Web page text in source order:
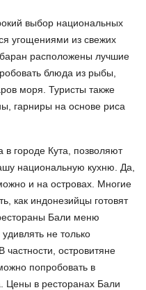
выбор национальных
угощениями из свежих
расположены лучшие
блюда из рыбы,
моря. Туристы также
гарниры на основе риса
в городе Кута, позволяют
национальную кухню. Да,
и на островах. Многие
как индонезийцы готовят
Бали меню
не только
частности, островитяне
попробовать в
Цены в ресторанах Бали